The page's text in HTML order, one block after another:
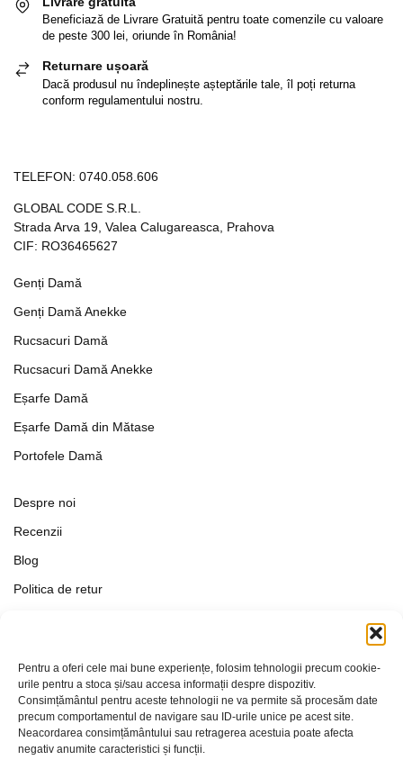
Pentru a oferi cele mai bune experiențe, folosim tehnologii precum cookie-
urile pentru a stoca și/sau accesa informații despre dispozitiv.
Consimțământul pentru aceste tehnologii ne va permite să procesăm date
precum comportamentul de navigare sau ID-urile unice pe acest site.
Neacordarea consimțământului sau retragerea acestuia poate afecta
negativ anumite caracteristici și funcții.
Beneficiază de Livrare Gratuită pentru toate comenzile cu valoare
de peste 300 lei, oriunde în România!
Returnare ușoară
Dacă produsul nu îndeplinește așteptările tale, îl poți returna
conform regulamentului nostru.
TELEFON: 0740.058.606
GLOBAL CODE S.R.L.
Strada Arva 19, Valea Calugareasca, Prahova
CIF: RO36465627
Genți Damă
Genți Damă Anekke
Rucsacuri Damă
Rucsacuri Damă Anekke
Eșarfe Damă
Eșarfe Damă din Mătase
Portofele Damă
Despre noi
Recenzii
Blog
Politica de retur
Politica de Confidențialitate
Politica de cookies
Setări Cookie-uri
Contact